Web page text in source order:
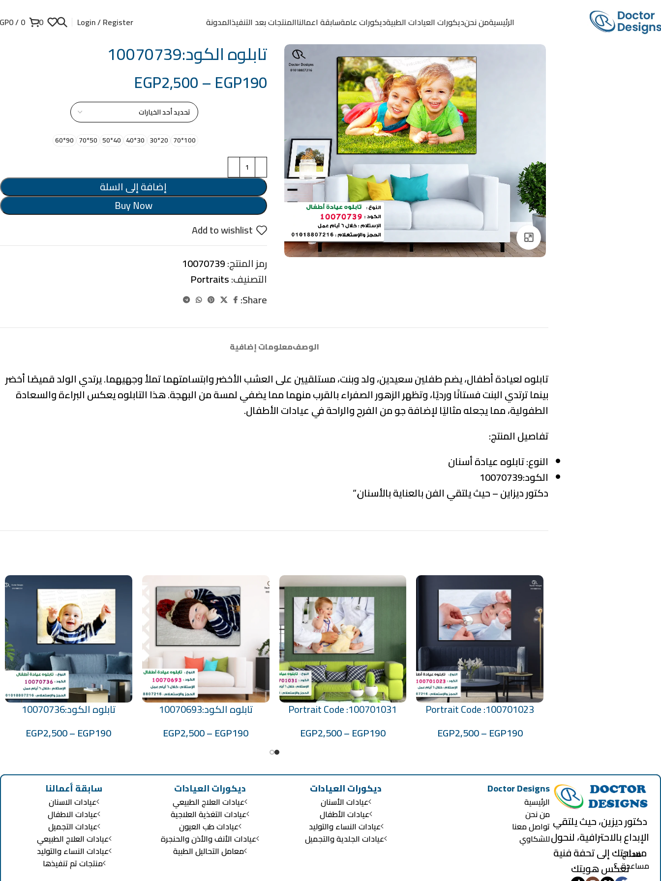
الرئيسيةمن نحنديكورات العيادات الطبيةديكورات عامةسابقة اعمالناالمنتجات بعد التنفيذالمدونة Login / Register
0
0
/
0
Click to enlarge
تابلوه الكود:10070739
EGP190
–
EGP2,500
100*70
20*30
30*40
40*50
50*70
90*60
إضافة إلى السلة
Buy Now
Add to wishlist
رمز المنتج:10070739
التصنيف:Portraits
Share:
الوصفمعلومات إضافية
تابلوه لعيادة أطفال، يضم طفلين سعيدين، ولد وبنت، مستلقيين على العشب الأخضر وابتسامتهما تملأ وجهيهما. يرتدي الولد قميصًا أخضر
بينما ترتدي البنت فستانًا ورديًا، وتظهر الزهور الصفراء بالقرب منهما مما يضفي لمسة من البهجة. هذا التابلوه يعكس البراءة والسعادة
الطفولية، مما يجعله مثاليًا لإضافة جو من الفرح والراحة في عيادات الأطفال.
تفاصيل المنتج:
النوع:تابلوه عيادة أسنان
الكود:10070739
دكتور ديزاين – حيث يلتقي الفن بالعناية بالأسنان.“
تحديد أحد الخيارات
Portrait Code :100701023
EGP190
–
EGP2,500
تحديد أحد الخيارات
Portrait Code :100701031
EGP190
–
EGP2,500
تحديد أحد الخيارات
تابلوه الكود:10070693
EGP190
–
EGP2,500
تحديد أحد الخيارات
تابلوه الكود:10070736
EGP190
–
EGP2,500
دكتور ديزين، حيث يلتقي
الإبداع بالاحترافية، لنحول
مساحتك إلى تحفة فنية
تعكس هويتك
Doctor Designs
الرئيسية
من نحن
تواصل معنا
للشكاوي
ديكورات العيادات
عيادات الأسنان
عيادات الأطفال
عيادات النساء والتوليد
عيادات الجلدية والتجميل
ديكورات العيادات
عيادات العلاج الطبيعي
عيادات التغذية العلاجية
عيادات طب العيون
عيادات الأنف والأذن والحنجرة
معامل التحاليل الطبية
سابقة أعمالنا
عيادات الاسنان
عيادات الاطفال
عيادات التجميل
عيادات العلاج الطبيعي
عيادات النساء والتوليد
منتجات تم تنفيذها
محتاج
مساعدة..؟